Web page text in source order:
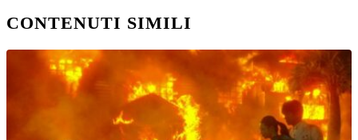
CONTENUTI SIMILI